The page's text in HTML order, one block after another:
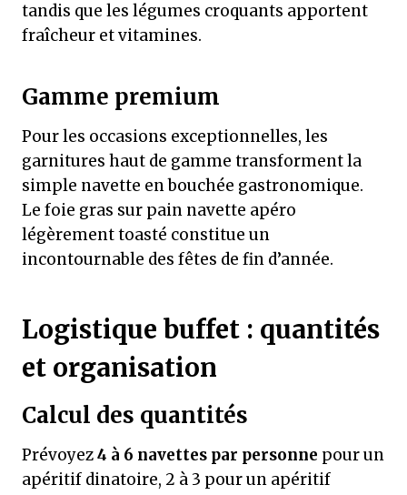
tandis que les légumes croquants apportent
fraîcheur et vitamines.
Gamme premium
Pour les occasions exceptionnelles, les
garnitures haut de gamme transforment la
simple navette en bouchée gastronomique.
Le foie gras sur pain navette apéro
légèrement toasté constitue un
incontournable des fêtes de fin d’année.
Logistique buffet : quantités
et organisation
Calcul des quantités
Prévoyez4 à 6 navettes par personne pour un
apéritif dinatoire, 2 à 3 pour un apéritif